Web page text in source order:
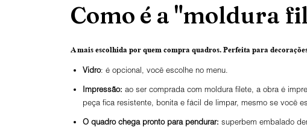
Como é a "moldura
A mais escolhida por quem compra quadros. Perfeita para
Vidro: é opcional, você escolhe no menu.
Impressão: ao ser comprada com moldura filete, a obra é
peça fica resistente, bonita e fácil de limpar, mesmo se você
O quadro chega pronto para pendurar: superbem embalado